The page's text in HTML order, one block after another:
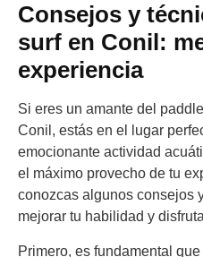
Consejos y
surf en Conil:
experiencia
Si eres un amante del
Conil, estás en el lugar
emocionante actividad
el máximo provecho de tu
conozcas algunos consejos
mejorar tu habilidad y
Primero, es fundamental